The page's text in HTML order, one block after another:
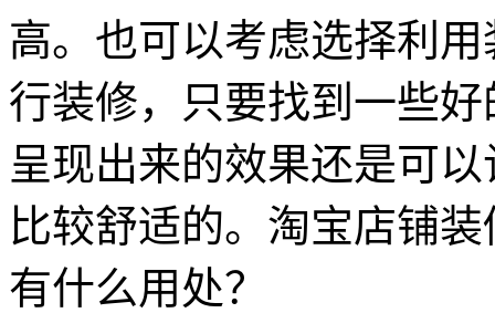
高。也可以考虑选择利
行装修，只要找到一些
呈现出来的效果还是可
比较舒适的。淘宝店铺
有什么用处？